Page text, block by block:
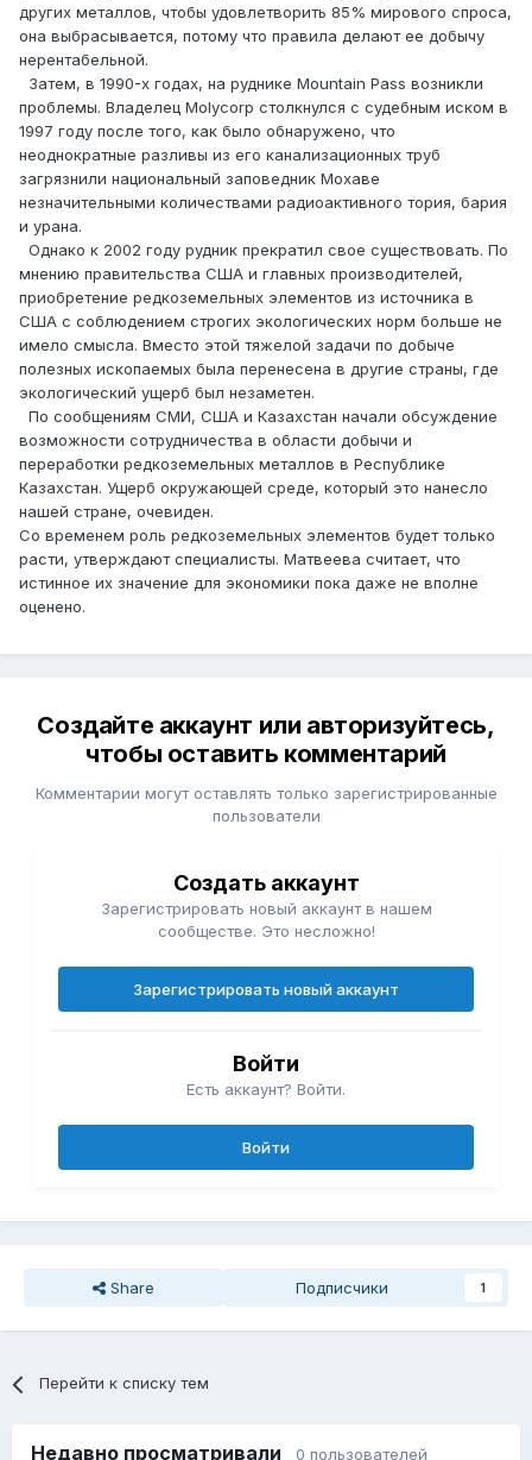
других металлов, чтобы удовлетворить 85% мирового спроса,
она выбрасывается, потому что правила делают ее добычу
нерентабельной.
Затем, в 1990-х годах, на руднике Mountain Pass возникли
проблемы. Владелец Molycorp столкнулся с судебным иском в
1997 году после того, как было обнаружено, что
неоднократные разливы из его канализационных труб
загрязнили национальный заповедник Мохаве
незначительными количествами радиоактивного тория, бария
и урана.
Однако к 2002 году рудник прекратил свое существовать. По
мнению правительства США и главных производителей,
приобретение редкоземельных элементов из источника в
США с соблюдением строгих экологических норм больше не
имело смысла. Вместо этой тяжелой задачи по добыче
полезных ископаемых была перенесена в другие страны, где
экологический ущерб был незаметен.
По сообщениям СМИ, США и Казахстан начали обсуждение
возможности сотрудничества в области добычи и
переработки редкоземельных металлов в Республике
Казахстан. Ущерб окружающей среде, который это нанесло
нашей стране, очевиден.
Со временем роль редкоземельных элементов будет только
расти, утверждают специалисты. Матвеева считает, что
истинное их значение для экономики пока даже не вполне
оценено.
Создайте аккаунт или авторизуйтесь,
чтобы оставить комментарий
Комментарии могут оставлять только зарегистрированные
пользователи
Создать аккаунт
Зарегистрировать новый аккаунт в нашем
сообществе. Это несложно!
Зарегистрировать новый аккаунт
Войти
Есть аккаунт? Войти.
Войти
Share Подписчики 1
Перейти к списку тем
Недавно просматривали 0 пользователей